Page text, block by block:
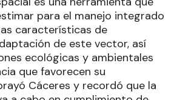
para el manejo integrado
características de
de este vector, así
ecológicas y ambientales
que favorecen su
Cáceres y recordó que la